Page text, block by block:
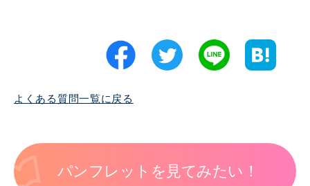
よくある質問一覧に戻る
パンフレットを見てみたい！